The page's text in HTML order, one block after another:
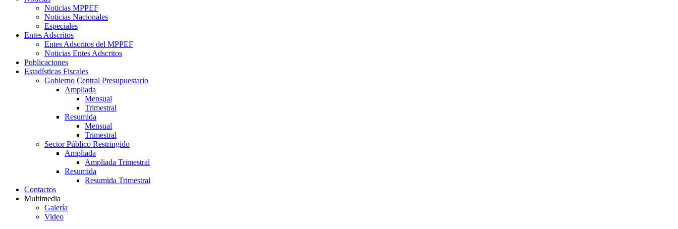
Noticias MPPEF
Noticias Nacionales
Especiales
Entes Adscritos
Entes Adscritos del MPPEF
Noticias Entes Adscritos
Publicaciones
Estadísticas Fiscales
Gobierno Central Presupuestario
Ampliada
Mensual
Trimestral
Resumida
Mensual
Trimestral
Sector Público Restringido
Ampliada
Ampliada Trimestral
Resumida
Resumida Trimestral
Contactos
Multimedia
Galería
Video